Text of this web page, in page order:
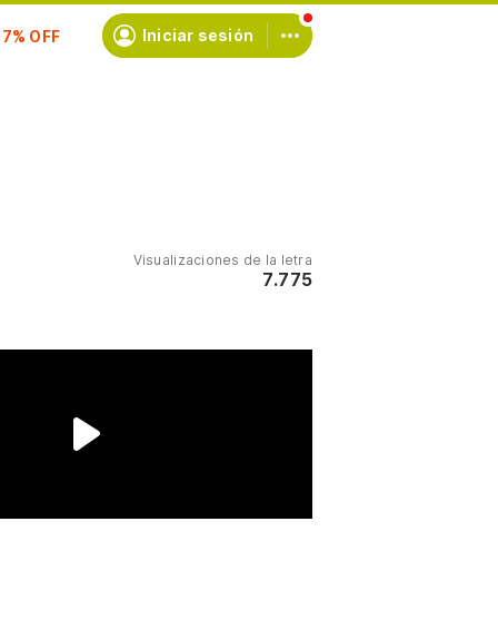
Iniciar sesión
Visualizaciones de la letra
7.775